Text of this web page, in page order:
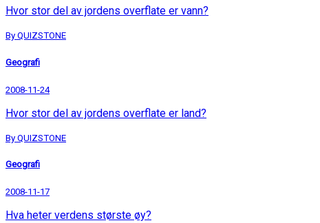
Hvor stor del av jordens overflate er vann?
By QUIZSTONE
Geografi
2008-11-24
Hvor stor del av jordens overflate er land?
By QUIZSTONE
Geografi
2008-11-17
Hva heter verdens største øy?